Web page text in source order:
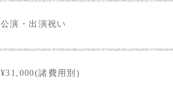
公演・出演祝い
¥31,000(諸費用別)